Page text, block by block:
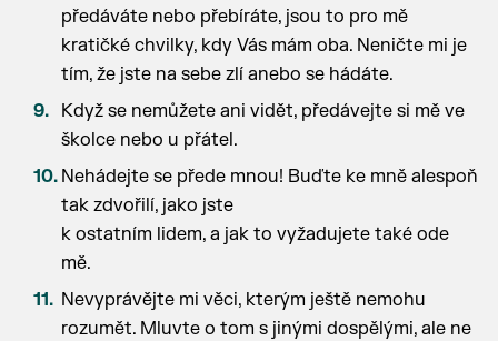
předáváte nebo přebíráte, jsou to pro mě
kratičké chvilky, kdy Vás mám oba. Neničte mi je
tím, že jste na sebe zlí anebo se hádáte.
Když se nemůžete ani vidět, předávejte si mě ve
školce nebo u přátel.
Nehádejte se přede mnou! Buďte ke mně alespoň
tak zdvořilí, jako jste
k ostatním lidem, a jak to vyžadujete také ode
mě.
Nevyprávějte mi věci, kterým ještě nemohu
rozumět. Mluvte o tom s jinými dospělými, ale ne